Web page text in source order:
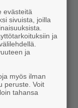
evästeitä
sivuista, joilla
ja
ja
myös ilman
peruste. Voit
tahansa